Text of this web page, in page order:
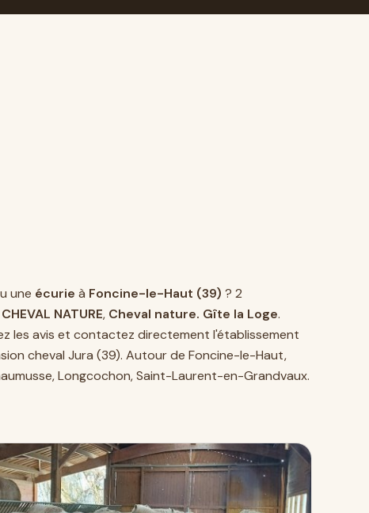
une écurie à Foncine-le-Haut (39) ? 2
CHEVAL NATURE, Cheval nature. Gîte la Loge.
les avis et contactez directement l'établissement
cheval Jura (39). Autour de Foncine-le-Haut,
,Longcochon,Saint-Laurent-en-Grandvaux.